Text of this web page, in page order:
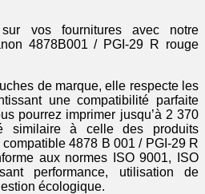
vos fournitures avec notre
4878B001 / PGI-29 R rouge
de marque, elle respecte les
une compatibilité parfaite
pourrez imprimer jusqu’à 2 370
similaire à celle des produits
4878 B 001 / PGI-29 R
aux normes ISO 9001, ISO
performance, utilisation de
écologique.